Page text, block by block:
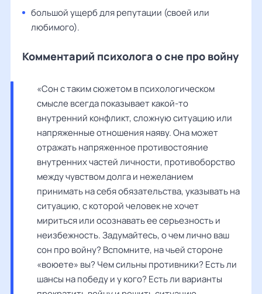
большой ущерб для репутации (своей или
любимого).
Комментарий психолога о сне про войну
«Сон с таким сюжетом в психологическом
смысле всегда показывает какой-то
внутренний конфликт, сложную ситуацию или
напряженные отношения наяву. Она может
отражать напряженное противостояние
внутренних частей личности, противоборство
между чувством долга и нежеланием
принимать на себя обязательства, указывать на
ситуацию, с которой человек не хочет
мириться или осознавать ее серьезность и
неизбежность. Задумайтесь, о чем лично ваш
сон про войну? Вспомните, на чьей стороне
«воюете» вы? Чем сильны противники? Есть ли
шансы на победу и у кого? Есть ли варианты